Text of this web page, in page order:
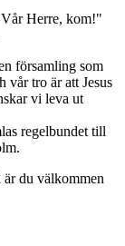
Herre, kom!"
församling som
vår tro är att Jesus
vi leva ut
regelbundet till
du välkommen